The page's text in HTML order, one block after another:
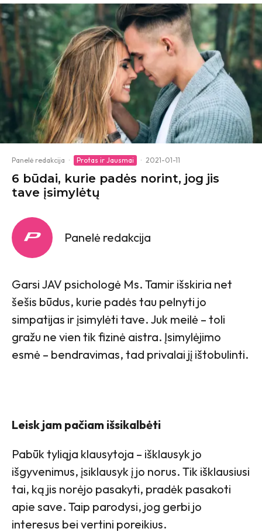
Panelė redakcija · Protas ir Jausmai · 2021-01-11
6 būdai, kurie padės norint, jog jis
tave įsimylėtų
Panelė redakcija
Garsi JAV psichologė Ms. Tamir išskiria net
šešis būdus, kurie padės tau pelnyti jo
simpatijas ir įsimylėti tave. Juk meilė – toli
gražu ne vien tik fizinė aistra. Įsimylėjimo
esmė – bendravimas, tad privalai jį ištobulinti.
Leisk jam pačiam išsikalbėti
Pabūk tyliąja klausytoja – išklausyk jo
išgyvenimus, įsiklausyk į jo norus. Tik išklausiusi
tai, ką jis norėjo pasakyti, pradėk pasakoti
apie save. Taip parodysi, jog gerbi jo
interesus bei vertini poreikius.